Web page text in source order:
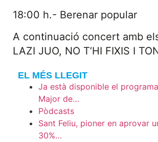
18:00 h.- Berenar popular
A continuació concert amb
LAZI JUO, NO T’HI FIXIS I
EL MÉS LLEGIT
Ja està disponible el
Major de…
Pòdcasts
Sant Feliu, pioner en aprovar
30%…